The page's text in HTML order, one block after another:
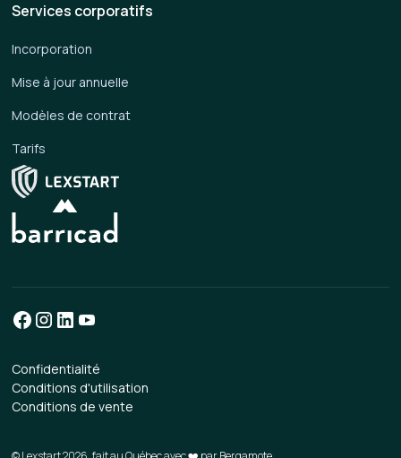
Services corporatifs
Incorporation
Mise à jour annuelle
Modèles de contrat
Tarifs
Confidentialité
Conditions d'utilisation
Conditions de vente